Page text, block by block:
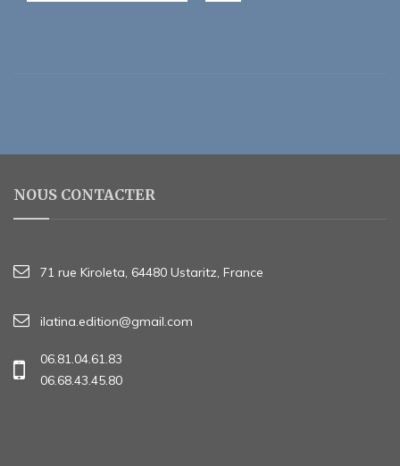
NOUS CONTACTER
71 rue Kiroleta, 64480 Ustaritz, France
ilatina.edition@gmail.com
06.81.04.61.83
06.68.43.45.80